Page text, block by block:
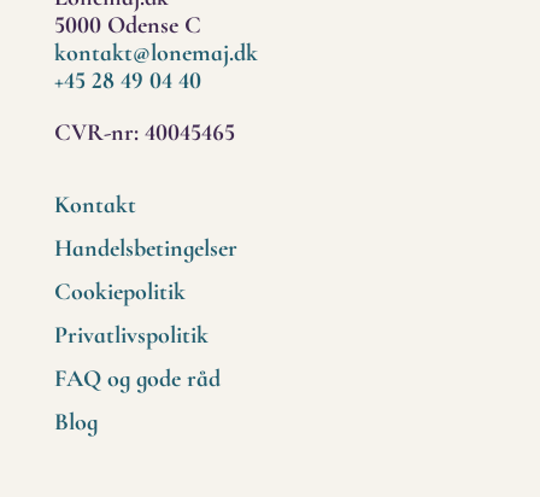
5000 Odense C
kontakt@lonemaj.dk
+45 28 49 04 40
CVR-nr: 40045465
Kontakt
Handelsbetingelser
Cookiepolitik
Privatlivspolitik
FAQ og gode råd
Blog